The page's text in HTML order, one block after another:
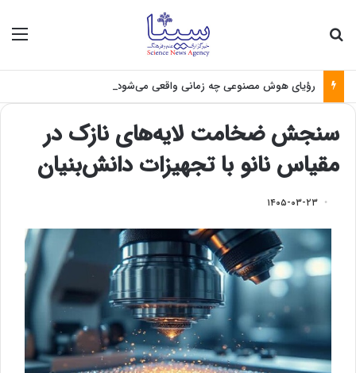
رؤیای هوش مصنوعی چه زمانی واقعی می‌شود؟
سنجش ضخامت لایه‌های نازک در
مقیاس نانو با تجهیزات دانش‌بنیان
۱۴۰۵-۰۳-۲۳